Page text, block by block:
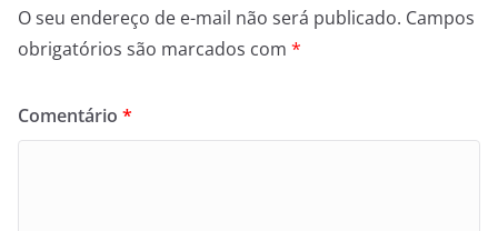
O seu endereço de e-mail não será publicado. Campos
obrigatórios são marcados com *
Comentário *